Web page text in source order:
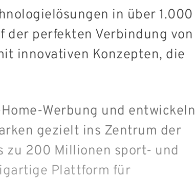
in über 1.000
der perfekten Verbindung von
innovativen Konzepten, die
Werbung und entwickeln
gezielt ins Zentrum der
zu 200 Millionen sport- und
Plattform für